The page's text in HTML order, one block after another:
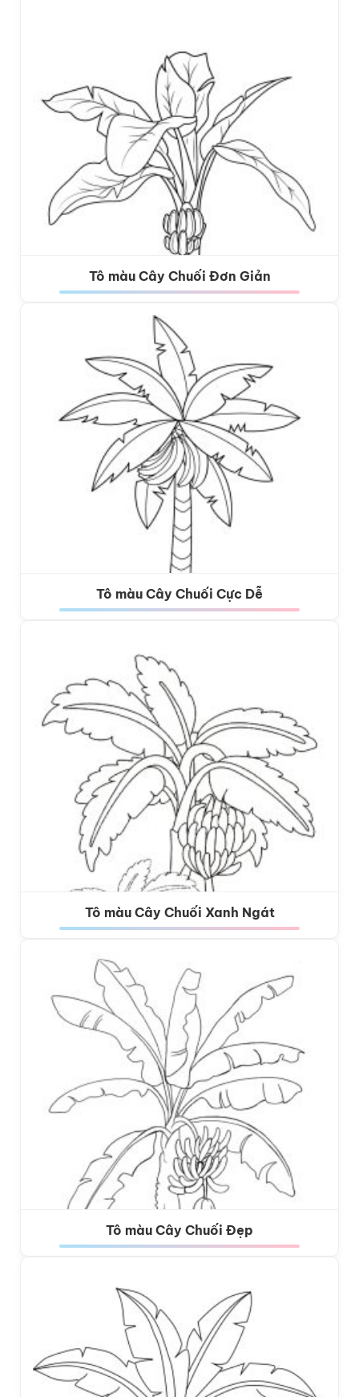
Tô màu Cây Chuối Đơn Giản
Tô màu Cây Chuối Cực Dễ
Tô màu Cây Chuối Xanh Ngát
Tô màu Cây Chuối Đẹp